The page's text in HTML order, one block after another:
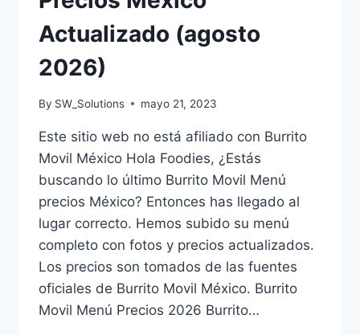
Actualizado (agosto
2026)
By SW_Solutions mayo 21, 2023
Este sitio web no está afiliado con Burrito
Movil México Hola Foodies, ¿Estás
buscando lo último Burrito Movil Menú
precios México? Entonces has llegado al
lugar correcto. Hemos subido su menú
completo con fotos y precios actualizados.
Los precios son tomados de las fuentes
oficiales de Burrito Movil México. Burrito
Movil Menú Precios 2026 Burrito…